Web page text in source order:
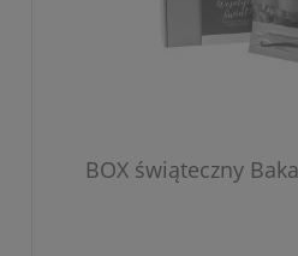
BOX świąteczny